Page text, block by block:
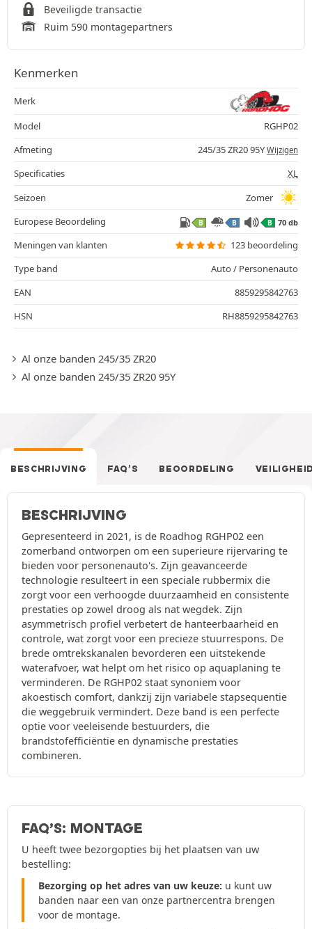
Beveiligde transactie
Ruim 590 montagepartners
Kenmerken
Merk
Model
RGHP02
Afmeting
245/35 ZR20 95Y Wijzigen
Specificaties
XL
Seizoen
Zomer
Europese Beoordeling
B B B 70 db
Meningen van klanten
123 beoordeling
Type band
Auto / Personenauto
EAN
8859295842763
HSN
RH8859295842763
Al onze banden 245/35 ZR20
Al onze banden 245/35 ZR20 95Y
BESCHRIJVING FAQ’S BEOORDELING
BESCHRIJVING
Gepresenteerd in 2021, is de Roadhog RGHP02 een
zomerband ontworpen om een superieure rijervaring te
bieden voor personenauto's. Zijn geavanceerde
technologie resulteert in een speciale rubbermix die
zorgt voor een verhoogde duurzaamheid en consistente
prestaties op zowel droog als nat wegdek. Zijn
asymmetrisch profiel verbetert de hanteerbaarheid en
controle, wat zorgt voor een precieze stuurrespons. De
brede omtrekskanalen bevorderen een uitstekende
waterafvoer, wat helpt om het risico op aquaplaning te
verminderen. De RGHP02 staat synoniem voor
akoestisch comfort, dankzij zijn variabele stapsequentie
die weggebruik vermindert. Deze band is een perfecte
optie voor veeleisende bestuurders, die
brandstofefficiëntie en dynamische prestaties
combineren.
FAQ’S: MONTAGE
U heeft twee bezorgopties bij het plaatsen van uw
bestelling:
Bezorging op het adres van uw keuze: u kunt uw
banden naar een van onze partnercentra brengen
voor de montage.